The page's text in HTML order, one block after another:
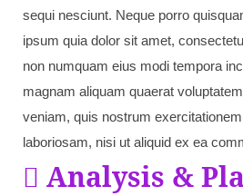
sequi nesciunt. Neque porro
ipsum quia dolor sit amet,
non numquam eius modi tempora
magnam aliquam quaerat
veniam, quis nostrum
laboriosam, nisi ut aliquid ex ea
Analysis &